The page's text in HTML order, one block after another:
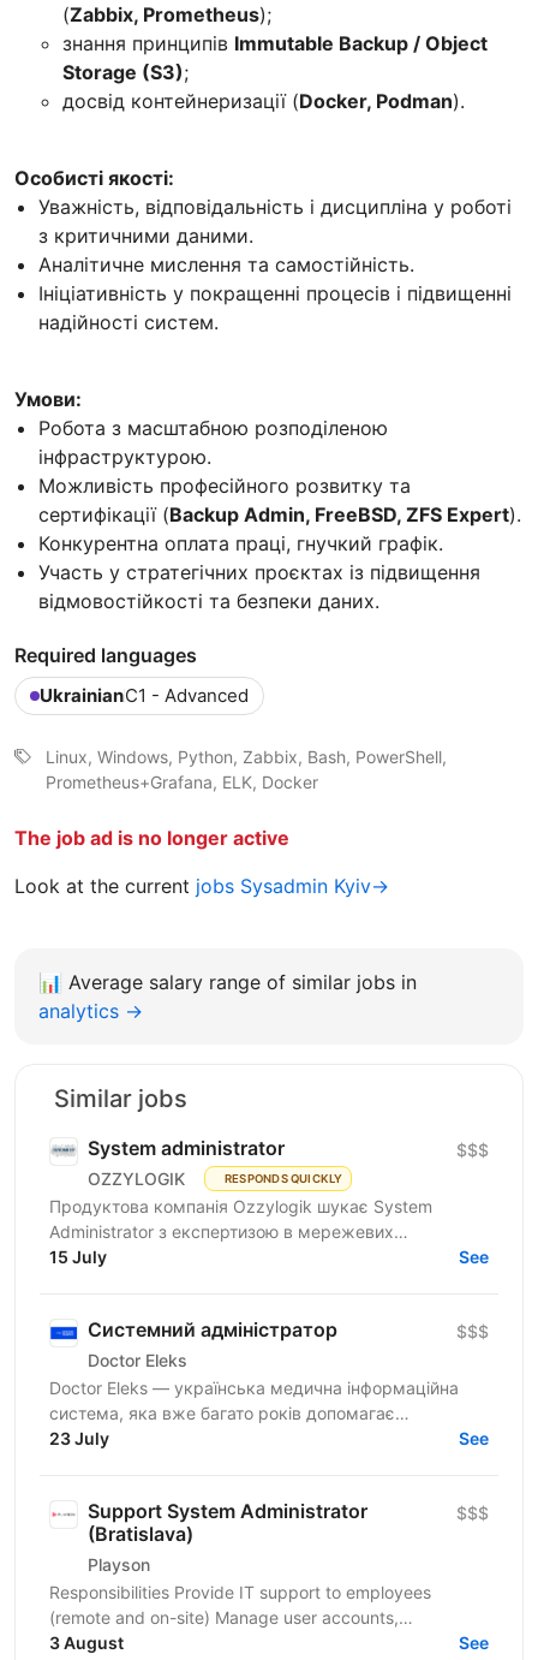
(Zabbix, Prometheus);
знання принципів Immutable Backup / Object
Storage (S3);
досвід контейнеризації (Docker, Podman).
Особисті якості:
Уважність, відповідальність і дисципліна у роботі
з критичними даними.
Аналітичне мислення та самостійність.
Ініціативність у покращенні процесів і підвищенні
надійності систем.
Умови:
Робота з масштабною розподіленою
інфраструктурою.
Можливість професійного розвитку та
сертифікації (Backup Admin, FreeBSD, ZFS Expert).
Конкурентна оплата праці, гнучкий графік.
Участь у стратегічних проєктах із підвищення
відмовостійкості та безпеки даних.
Required languages
UkrainianC1 - Advanced
Linux, Windows, Python, Zabbix, Bash, PowerShell,
Prometheus+Grafana, ELK, Docker
The job ad is no longer active
Look at the current jobs Sysadmin Kyiv→
📊 Average salary range of similar jobs in
analytics →
Similar jobs
System administrator
OZZYLOGIK RESPONDS QUICKLY
$$$
Продуктова компанія Ozzylogik шукає System
Administrator з експертизою в мережевих
технологіях та досвідом від 3 років, здатного до
15 July See
Системний адміністратор
Doctor Eleks
$$$
Doctor Eleks — українська медична інформаційна
система, яка вже багато років допомагає
автоматизувати роботу медичних закладів по всій
23 July See
Support System Administrator
(Bratislava)
Playson
$$$
Responsibilities Provide IT support to employees
(remote and on-site) Manage user accounts,
permissions, and system access Handle onboarding
3 August See